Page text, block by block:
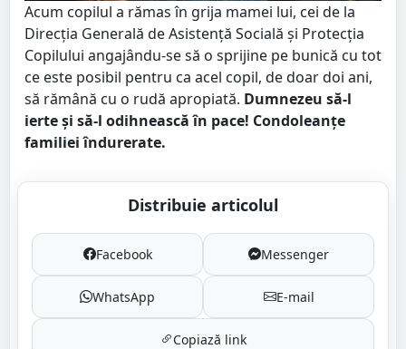
Acum copilul a rămas în grija mamei lui, cei de la
Direcția Generală de Asistență Socială și Protecția
Copilului angajându-se să o sprijine pe bunică cu tot
ce este posibil pentru ca acel copil, de doar doi ani,
să rămână cu o rudă apropiată. Dumnezeu să-l
ierte și să-l odihnească în pace! Condoleanțe
familiei îndurerate.
Distribuie articolul
Facebook Messenger
WhatsApp E-mail
Copiază link